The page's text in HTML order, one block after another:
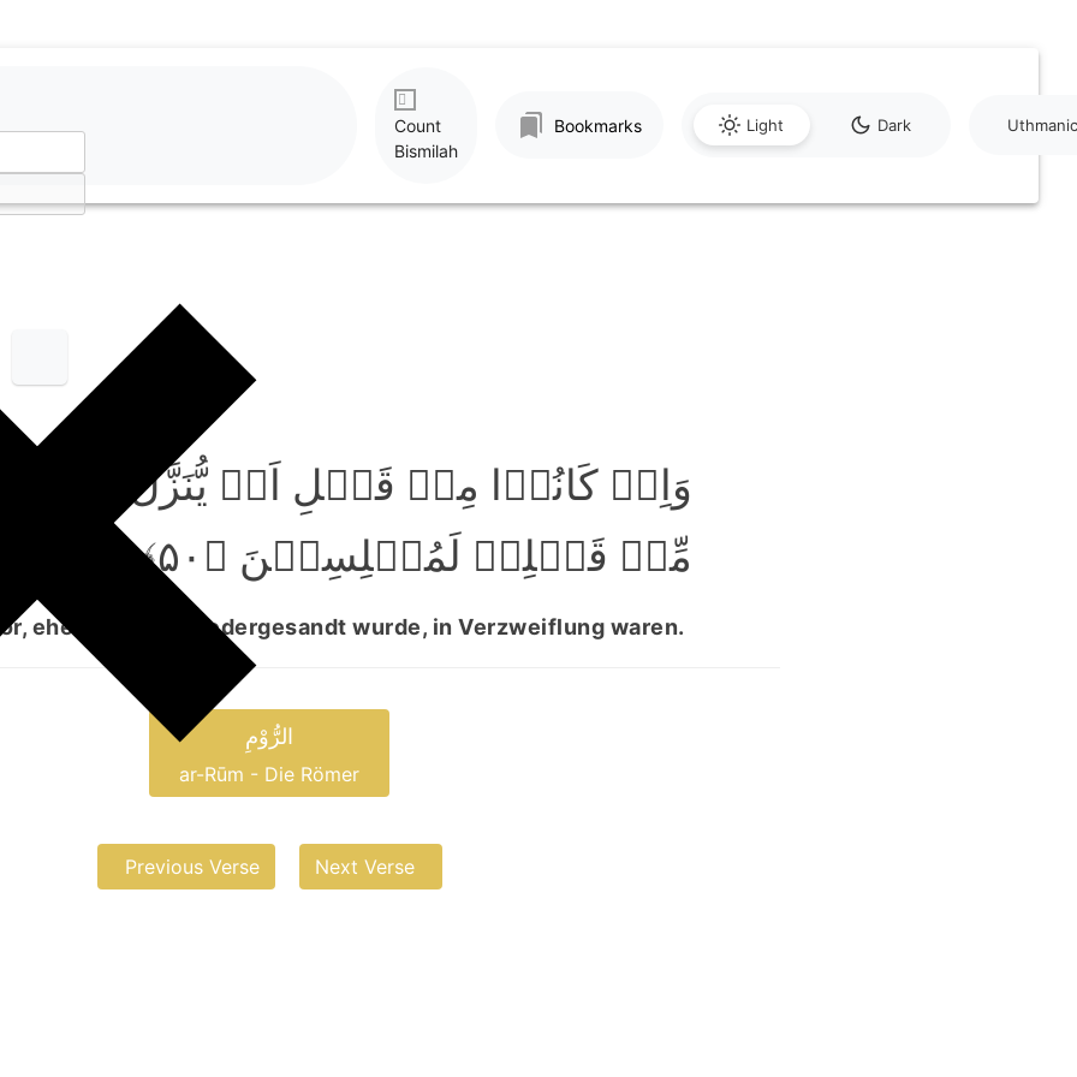
Count
Bismilah
Bookmarks Light Dark Uthmanic
وَاِنۡ کَانُوۡا مِنۡ قَبۡلِ اَنۡ یُّنَزَّلَ
مِّنۡ قَبۡلِہٖ لَمُبۡلِسِیۡنَ ﴿۵۰﴾
ehe er auf sie niedergesandt wurde, in Verzweiflung waren.
الرُّوْمِ
ar-Rūm - Die Römer
Previous Verse Next Verse